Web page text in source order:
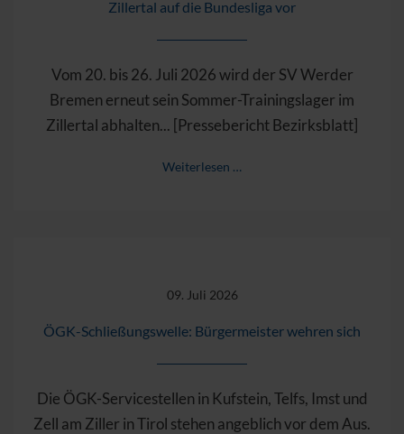
Zillertal auf die Bundesliga vor
Vom 20. bis 26. Juli 2026 wird der SV Werder
Bremen erneut sein Sommer-Trainingslager im
Zillertal abhalten... [Pressebericht Bezirksblatt]
Weiterlesen …
09. Juli 2026
ÖGK-Schließungswelle: Bürgermeister wehren sich
Die ÖGK-Servicestellen in Kufstein, Telfs, Imst und
Zell am Ziller in Tirol stehen angeblich vor dem Aus.